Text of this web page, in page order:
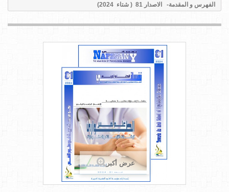
الفهرس و المقدمة- الاصدار 81 ( شتاء 2024)
عرض أكبر